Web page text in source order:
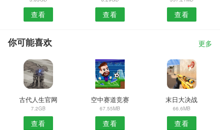
查看 查看 查看
你可能喜欢 更多
古代人生官网
7.2GB
查看
空中赛道竞赛
67.55MB
查看
末日大决战
66.6MB
查看